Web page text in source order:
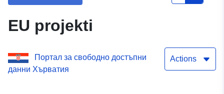
EU projekti
Портал за свободно достъпни
данни Хърватия
Actions